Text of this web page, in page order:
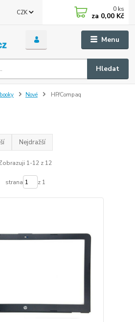
Menu
CZK
Hledat
0 ks
za 0,00 Kč
Nové HP/Compaq
Nejdražší
1-12 z 12
strana z 1